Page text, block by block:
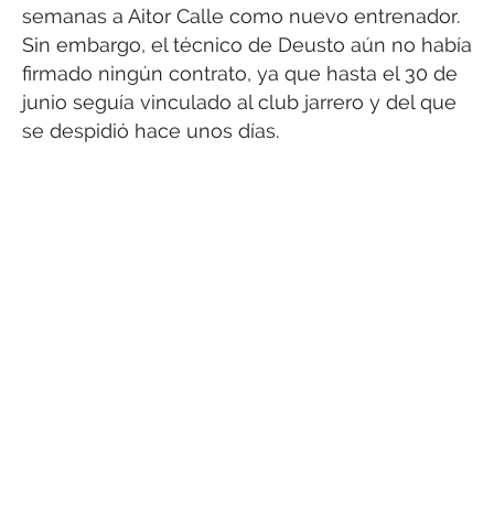
semanas a Aitor Calle como nuevo entrenador.
Sin embargo, el técnico de Deusto aún no había
firmado ningún contrato, ya que hasta el 30 de
junio seguía vinculado al club jarrero y del que
se despidió hace unos días.